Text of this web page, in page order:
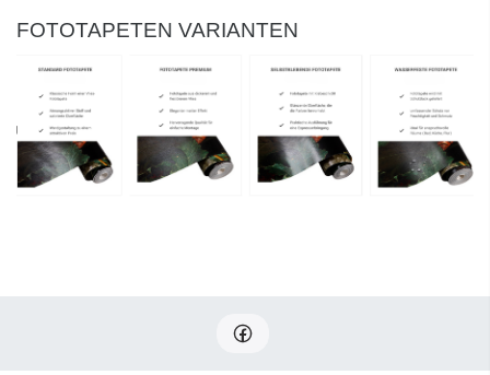
FOTOTAPETEN VARIANTEN